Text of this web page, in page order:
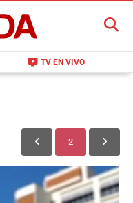
live_tv TV EN VIVO
BUSCAR
2